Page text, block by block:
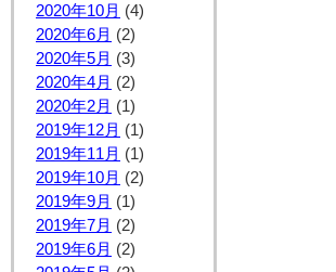
2020年10月 (4)
2020年6月 (2)
2020年5月 (3)
2020年4月 (2)
2020年2月 (1)
2019年12月 (1)
2019年11月 (1)
2019年10月 (2)
2019年9月 (1)
2019年7月 (2)
2019年6月 (2)